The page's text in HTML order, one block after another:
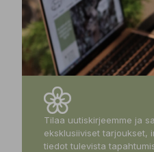
Tilaa uutiskirjeemme ja
eksklusiiviset tarjoukset,
tiedot tulevista